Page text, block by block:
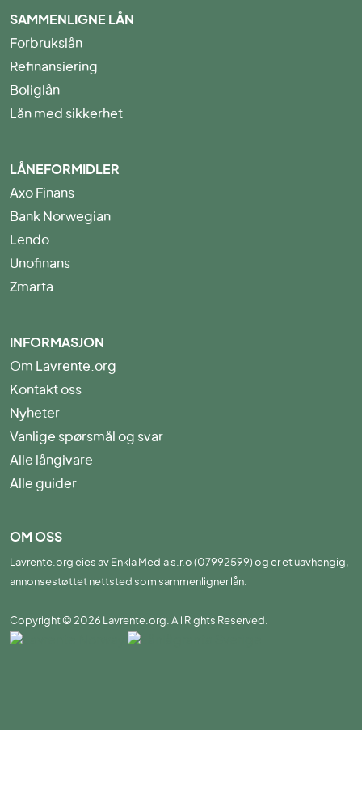
SAMMENLIGNE LÅN
Forbrukslån
Refinansiering
Boliglån
Lån med sikkerhet
LÅNEFORMIDLER
Axo Finans
Bank Norwegian
Lendo
Unofinans
Zmarta
INFORMASJON
Om Lavrente.org
Kontakt oss
Nyheter
Vanlige spørsmål og svar
Alle långivare
Alle guider
OM OSS
Lavrente.org eies av Enkla Media s.r.o (07992599) og er et uavhengig,
annonsestøttet nettsted som sammenligner lån.
Copyright © 2026 Lavrente.org. All Rights Reserved.